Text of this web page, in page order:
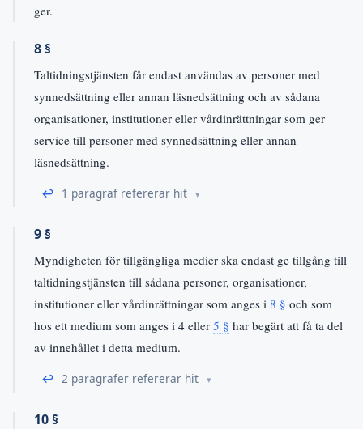
ger.
8 §
Taltidningstjänsten får endast användas av personer med
synnedsättning eller annan läsnedsättning och av sådana
organisationer, institutioner eller vårdinrättningar som ger
service till personer med synnedsättning eller annan
läsnedsättning.
↩ 1 paragraf refererar hit
9 §
Myndigheten för tillgängliga medier ska endast ge tillgång till
taltidningstjänsten till sådana personer, organisationer,
institutioner eller vårdinrättningar som anges i 8 § och som
hos ett medium som anges i 4 eller 5 § har begärt att få ta del
av innehållet i detta medium.
↩ 2 paragrafer refererar hit
10 §